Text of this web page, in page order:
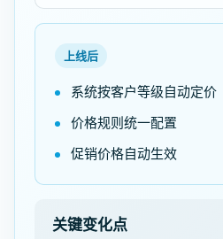
上线后
系统按客户等级自动定价
价格规则统一配置
促销价格自动生效
关键变化点